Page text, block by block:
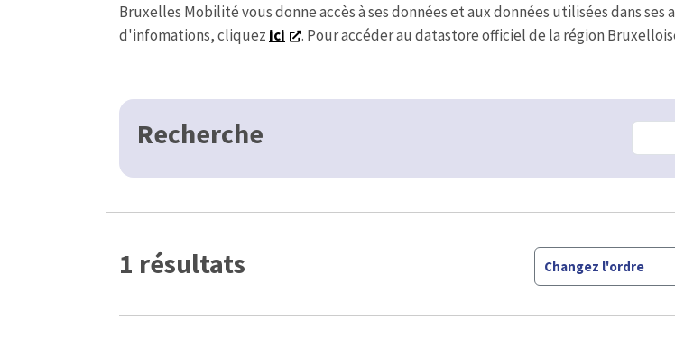
Bruxelles Mobilité vous donne accès à ses données et aux données utilisées dans
d'infomations, cliquez ici . Pour accéder au datastore officiel de la région
Recherche
1 résultats Changez l'ordre